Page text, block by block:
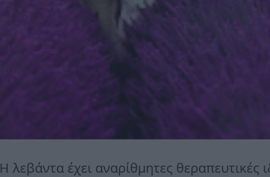
Η λεβάντα έχει αναρίθμητες θεραπευτικές